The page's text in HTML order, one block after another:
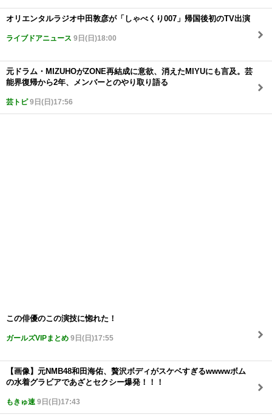
オリエンタルラジオ中田敦彦が「しゃべくり007」帰国後初のTV出演
ライブドアニュース 9日(日)18:00
元ドラム・MIZUHOがZONE再結成に意欲、消えたMIYUにも言及。芸
能界復帰から2年、メンバーとのやり取り語る
芸トピ9日(日)17:56
この俳優のこの演技に惚れた！
ガールズVIPまとめ 9日(日)17:55
【画像】元NMB48和田海佑、贅沢ボディがスケベすぎるwwwwボム
の水着グラビアであざとセクシー爆発！！！
もきゅ速 9日(日)17:43